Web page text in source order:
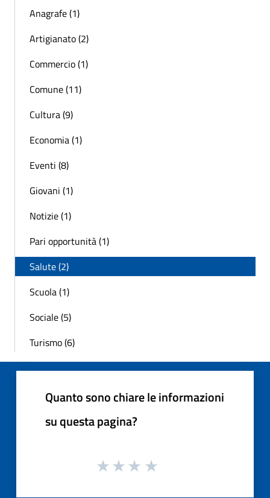
Anagrafe (1)
Artigianato (2)
Commercio (1)
Comune (11)
Cultura (9)
Economia (1)
Eventi (8)
Giovani (1)
Notizie (1)
Pari opportunità (1)
Salute (2)
Scuola (1)
Sociale (5)
Turismo (6)
Quanto sono chiare le informazioni
su questa pagina?